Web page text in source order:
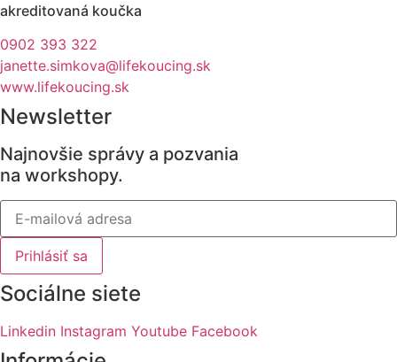
akreditovaná koučka
0902 393 322
janette.simkova@lifekoucing.sk
www.lifekoucing.sk
Newsletter
Najnovšie správy a pozvania
na workshopy.
Prihlásiť sa
Sociálne siete
Linkedin Instagram Youtube Facebook